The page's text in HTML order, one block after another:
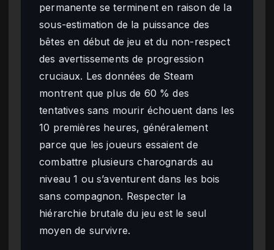
permanente se terminent en raison de la
sous-estimation de la puissance des
bêtes en début de jeu et du non-respect
des avertissements de progression
cruciaux. Les données de Steam
montrent que plus de 60 % des
tentatives sans mourir échouent dans les
10 premières heures, généralement
parce que les joueurs essaient de
combattre plusieurs charognards au
niveau 1 ou s’aventurent dans les bois
sans compagnon. Respecter la
hiérarchie brutale du jeu est le seul
moyen de survivre.